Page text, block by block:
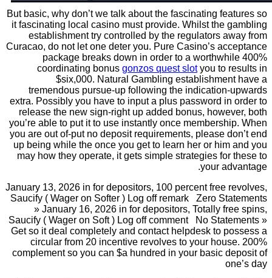
But basic, why don’t we talk about the fascinating features so
it fascinating local casino must provide. Whilst the gambling
establishment try controlled by the regulators away from
Curacao, do not let one deter you. Pure Casino’s acceptance
package breaks down in order to a worthwhile 400%
coordinating bonus gonzos quest slotyou to results in
$six,000. Natural Gambling establishment have a
tremendous pursue-up following the indication-upwards
extra. Possibly you have to input a plus password in order to
release the new sign-right up added bonus, however, both
you’re able to put it to use instantly once membership. When
you are out of-put no deposit requirements, please don’t end
up being while the once you get to learn her or him and you
may how they operate, it gets simple strategies for these to
your advantage.
January 13, 2026 in for depositors, 100 percent free revolves,
Saucify ( Wager on Softer ) Log off remark Zero Statements
» January 16, 2026 in for depositors, Totally free spins,
Saucify ( Wager on Soft ) Log off comment No Statements »
Get so it deal completely and contact helpdesk to possess a
circular from 20 incentive revolves to your house. 200%
complement so you can $a hundred in your basic deposit of
one’s day